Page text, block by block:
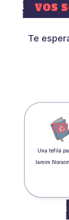
VOS
Te
Una tefilá
Iamim